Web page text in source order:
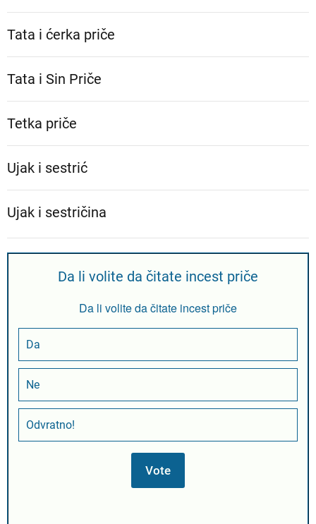
Tata i ćerka priče
Tata i Sin Priče
Tetka priče
Ujak i sestrić
Ujak i sestričina
Da li volite da čitate incest priče
Da li volite da čitate incest priče
Da
Ne
Odvratno!